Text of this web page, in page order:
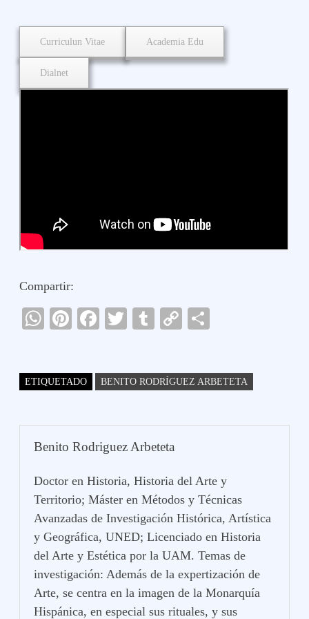
Curriculun Vitae Academia Edu
Dialnet
Compartir:
W
A
Pi
es
Fa
ok
T
r
T
bl
C
Li pa
r
ETIQUETADO BENITO RODRÍGUEZ ARBETETA
Benito Rodriguez Arbeteta
Doctor en Historia, Historia del Arte y
Territorio; Máster en Métodos y Técnicas
Avanzadas de Investigación Histórica, Artística
y Geográfica, UNED; Licenciado en Historia
del Arte y Estética por la UAM. Temas de
investigación: Además de la expertización de
Arte, se centra en la imagen de la Monarquía
Hispánica, en especial sus rituales, y sus